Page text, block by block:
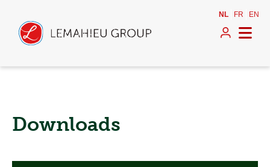
NL FR EN
Downloads